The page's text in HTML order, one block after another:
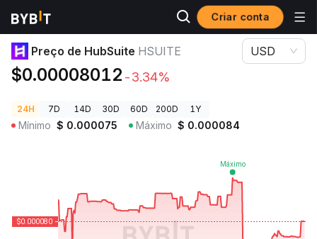
Criar conta
Preços de Criptomoedas Preço de HubSuite HSUITE
Preço de HubSuite HSUITE
$0.00008012 -3.34%
USD
24H 7D 14D 30D 60D 200D 1Y
Mínimo $ 0.000075 Máximo $ 0.000084